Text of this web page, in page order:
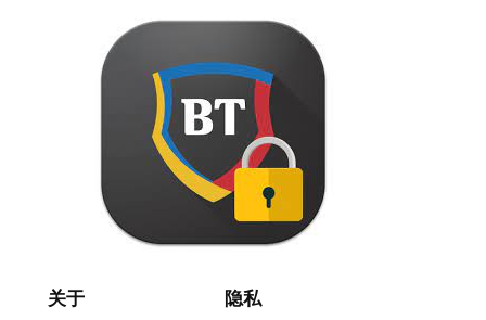
关于 隐私